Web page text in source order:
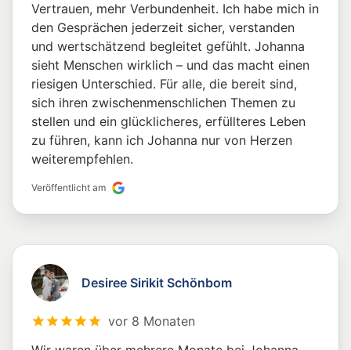
Vertrauen, mehr Verbundenheit. Ich habe mich in
den Gesprächen jederzeit sicher, verstanden
und wertschätzend begleitet gefühlt. Johanna
sieht Menschen wirklich – und das macht einen
riesigen Unterschied. Für alle, die bereit sind,
sich ihren zwischenmenschlichen Themen zu
stellen und ein glücklicheres, erfüllteres Leben
zu führen, kann ich Johanna nur von Herzen
weiterempfehlen.
Veröffentlicht am
Desiree Sirikit Schönbom
vor 8 Monaten